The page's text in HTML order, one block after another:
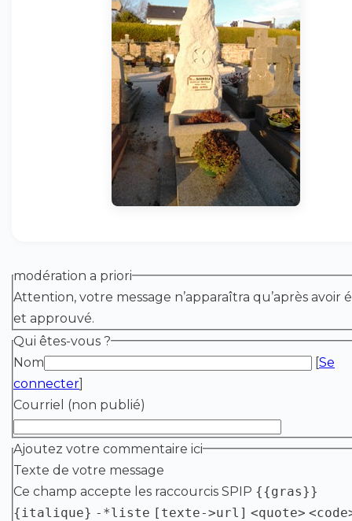
modération a priori
Attention, votre message n’apparaîtra qu’après avoir
et approuvé.
Qui êtes-vous ?
Nom
[Se
connecter]
Courriel (non publié)
Ajoutez votre commentaire ici
Texte de votre message
Ce champ accepte les raccourcis SPIP {{gras}}
{italique} -*liste [texte->url] <quote>